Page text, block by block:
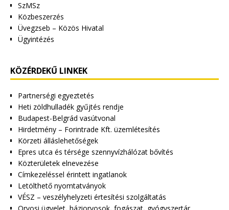
SzMSz
Közbeszerzés
Üvegzseb – Közös Hivatal
Ügyintézés
KÖZÉRDEKŰ LINKEK
Partnerségi egyeztetés
Heti zöldhulladék gyűjtés rendje
Budapest-Belgrád vasútvonal
Hirdetmény – Forintrade Kft. üzemlétesítés
Körzeti álláslehetőségek
Epres utca és térsége szennyvízhálózat bővítés
Közterületek elnevezése
Címkezeléssel érintett ingatlanok
Letölthető nyomtatványok
VÉSZ – veszélyhelyzeti értesítési szolgáltatás